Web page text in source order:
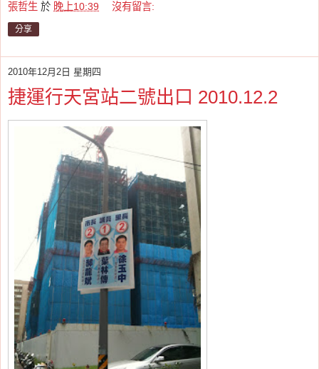
張哲生 於 晚上10:39 沒有留言:
分享
2010年12月2日 星期四
捷運行天宮站二號出口 2010.12.2